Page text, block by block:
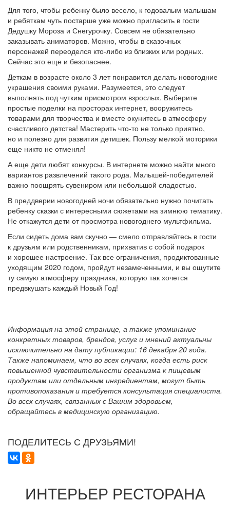
Для того, чтобы ребенку было весело, к годовалым малышам
и ребяткам чуть постарше уже можно пригласить в гости
Дедушку Мороза и Снегурочку. Совсем не обязательно
заказывать аниматоров. Можно, чтобы в сказочных
персонажей переоделся кто-либо из близких или родных.
Сейчас это еще и безопаснее.
Деткам в возрасте около 3 лет понравится делать новогодние
украшения своими руками. Разумеется, это следует
выполнять под чутким присмотром взрослых. Выберите
простые поделки на просторах интернет, вооружитесь
товарами для творчества и вместе окунитесь в атмосферу
счастливого детства! Мастерить что-то не только приятно,
но и полезно для развития детишек. Пользу мелкой моторики
еще никто не отменял!
А еще дети любят конкурсы. В интернете можно найти много
вариантов развлечений такого рода. Малышей-победителей
важно поощрять сувениром или небольшой сладостью.
В преддверии новогодней ночи обязательно нужно почитать
ребенку сказки с интересными сюжетами на зимнюю тематику.
Не откажутся дети от просмотра новогоднего мультфильма.
Если сидеть дома вам скучно — смело отправляйтесь в гости
к друзьям или родственникам, прихватив с собой подарок
и хорошее настроение. Так все ограничения, продиктованные
уходящим 2020 годом, пройдут незамеченными, и вы ощутите
ту самую атмосферу праздника, которую так хочется
предвкушать каждый Новый Год!
Информация на этой странице, а также упоминание
конкретных товаров, брендов, услуг и мнений актуальны
исключительно на дату публикации: 16 декабря 20 года.
Также напоминаем, что во всех случаях, когда есть риск
повышенной чувствительности организма к пищевым
продуктам или отдельным ингредиентам, могут быть
противопоказания и требуется консультация специалиста.
Во всех случаях, связанных с Вашим здоровьем,
обращайтесь в медицинскую организацию.
ПОДЕЛИТЕСЬ С ДРУЗЬЯМИ!
ИНТЕРЬЕР РЕСТОРАНА